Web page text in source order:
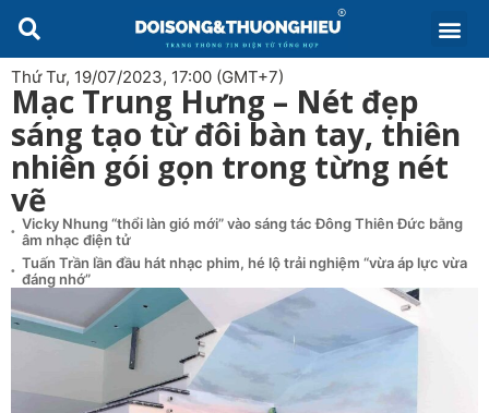
Thứ Tư, 19/07/2023, 17:00 (GMT+7)
Mạc Trung Hưng – Nét đẹp
sáng tạo từ đôi bàn tay, thiên
nhiên gói gọn trong từng nét
vẽ
Vicky Nhung “thổi làn gió mới” vào sáng tác Đông Thiên Đức bằng
âm nhạc điện tử
Tuấn Trần lần đầu hát nhạc phim, hé lộ trải nghiệm “vừa áp lực vừa
đáng nhớ”